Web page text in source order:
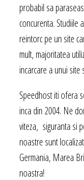
probabil sa
concurenta. Studiile
reintorc pe un site
mult, majoritatea
incarcare a unui site
Speedhost iti ofera
inca din 2004. Ne
viteza, siguranta si
noastre sunt
Germania, Marea
noastra!